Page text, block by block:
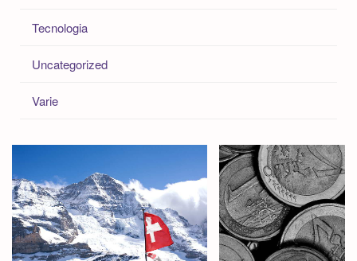
Tecnologia
Uncategorized
Varie